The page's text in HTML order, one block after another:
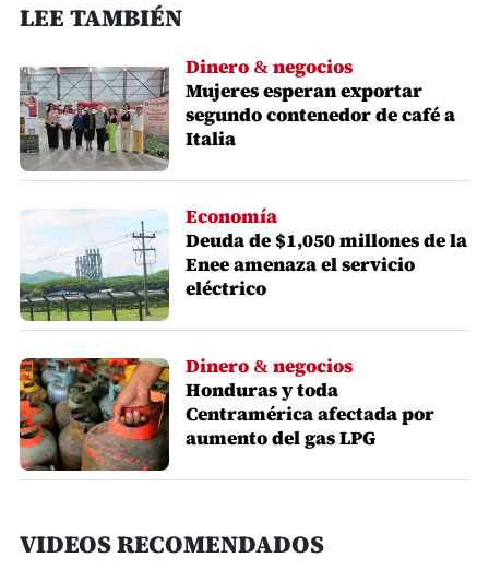
LEE TAMBIÉN
Dinero & negocios
Mujeres esperan exportar
segundo contenedor de café a
Italia
Economía
Deuda de $1,050 millones de la
Enee amenaza el servicio
eléctrico
Dinero & negocios
Honduras y toda
Centramérica afectada por
aumento del gas LPG
VIDEOS RECOMENDADOS